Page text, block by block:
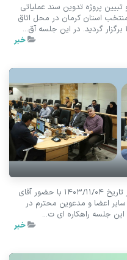
پروژه تدوین سند عملیاتی
برای 5 روستای منتخب استان کرمان در محل اتاق
خبر
متن خبر: 28 امین شورای پژوهشی اتاق در تاریخ 1403/11/04 با حضور آقای
سایر اعضا و مدعوین محترم در
این جلسه راهکاره ای ت...
خبر